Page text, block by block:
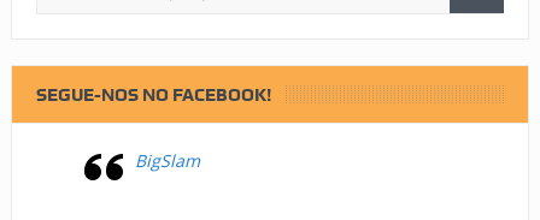
SEGUE-NOS NO FACEBOOK!
BigSlam